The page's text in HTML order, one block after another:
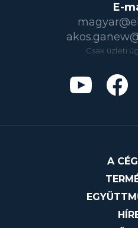
E-
Csak üzleti
A